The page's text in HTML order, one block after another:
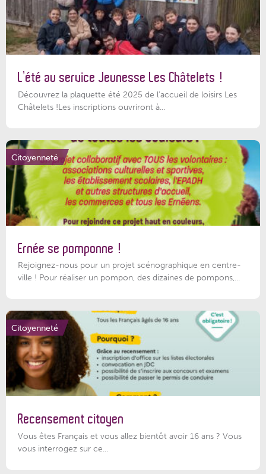
L’été au service Jeunesse Les Châtelets !
Découvrez la plaquette été 2025 de l’accueil de loisirs Les
Châtelets !Les inscriptions ouvriront à...
Citoyenneté
Ernée se pomponne !
Rejoignez-nous pour un projet scénographique en centre-
ville ! Pour réaliser un pompon, des dizaines de pompons,...
Citoyenneté
Recensement citoyen
Vous êtes Français et vous allez bientôt avoir 16 ans ? Vous
vous interrogez sur ce...